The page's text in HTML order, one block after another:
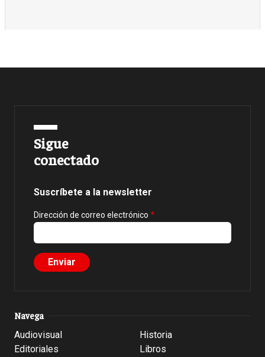
Sigue
conectado
Suscríbete a la newsletter
Dirección de correo electrónico
Navega
Audiovisual
Editoriales
Historia
Libros